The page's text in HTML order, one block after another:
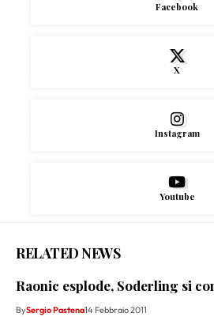
Facebook
X
Instagram
Youtube
RELATED NEWS
Raonic esplode, Soderling si
BySergio Pastena14 Febbraio 2011